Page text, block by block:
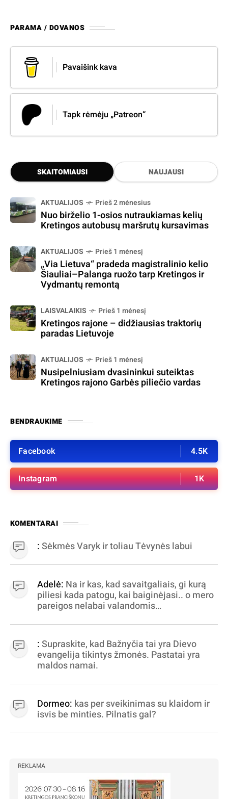
PARAMA / DOVANOS
Pavaišink kava
Tapk rėmėju „Patreon“
SKAITOMIAUSI NAUJAUSI
AKTUALIJOS Prieš 2 mėnesius
Nuo birželio 1-osios nutraukiamas kelių
Kretingos autobusų maršrutų kursavimas
AKTUALIJOS Prieš 1 mėnesį
„Via Lietuva“ pradeda magistralinio kelio
Šiauliai–Palanga ruožo tarp Kretingos ir
Vydmantų remontą
LAISVALAIKIS Prieš 1 mėnesį
Kretingos rajone – didžiausias traktorių
paradas Lietuvoje
AKTUALIJOS Prieš 1 mėnesį
Nusipelniusiam dvasininkui suteiktas
Kretingos rajono Garbės piliečio vardas
BENDRAUKIME
Facebook 4.5K
Instagram 1K
KOMENTARAI
:Sėkmės Varyk ir toliau Tėvynės labui
Adelė: Na ir kas, kad savaitgaliais, gi kurą
piliesi kada patogu, kai baiginėjasi.. o mero
pareigos nelabai valandomis
virpinimas, ieškokit kur milijonus vagia
dujininkai, elektros aferistai, stadionų
statytojai Vilnuje
:Supraskite, kad Bažnyčia tai yra Dievo
evangelija tikintys žmonės. Pastatai yra
maldos namai.
Dormeo: kas per sveikinimas su klaidom ir
isvis be minties. Pilnatis gal?
REKLAMA